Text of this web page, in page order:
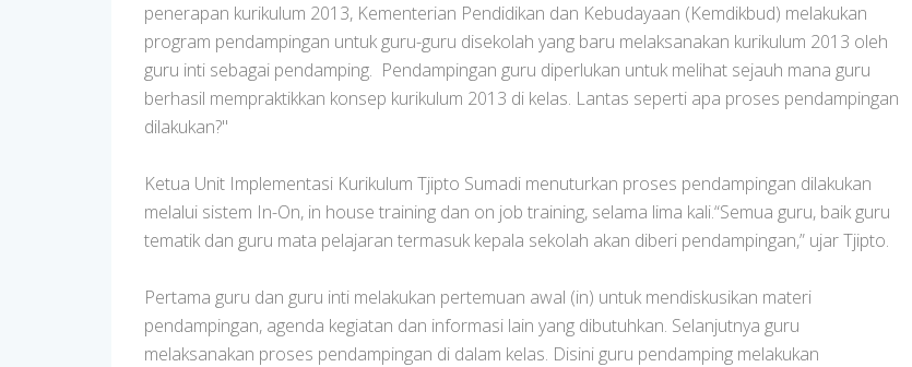
penerapan kurikulum 2013, Kementerian Pendidikan dan Kebudayaan (Kemdikbud) melakukan
program pendampingan untuk guru-guru disekolah yang baru melaksanakan kurikulum 2013 oleh
guru inti sebagai pendamping. Pendampingan guru diperlukan untuk melihat sejauh mana guru
berhasil mempraktikkan konsep kurikulum 2013 di kelas. Lantas seperti apa proses pendampingan
dilakukan?"
Ketua Unit Implementasi Kurikulum Tjipto Sumadi menuturkan proses pendampingan dilakukan
melalui sistem In-On, in house training dan on job training, selama lima kali.“Semua guru, baik guru
tematik dan guru mata pelajaran termasuk kepala sekolah akan diberi pendampingan,” ujar Tjipto.
Pertama guru dan guru inti melakukan pertemuan awal (in) untuk mendiskusikan materi
pendampingan, agenda kegiatan dan informasi lain yang dibutuhkan. Selanjutnya guru
melaksanakan proses pendampingan di dalam kelas. Disini guru pendamping melakukan